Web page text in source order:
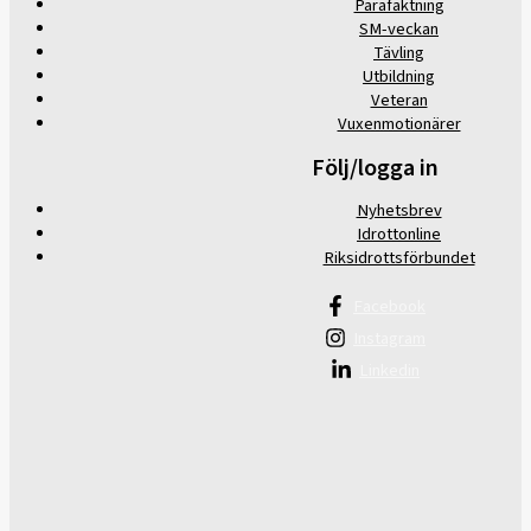
Parafäktning
SM-veckan
Tävling
Utbildning
Veteran
Vuxenmotionärer
Följ/logga in
Nyhetsbrev
Idrottonline
Riksidrottsförbundet